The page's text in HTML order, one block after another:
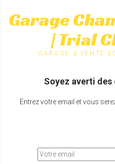
Garage
| Trial
GARAGE & VENTE
Soyez averti des
Entrez votre email et vous